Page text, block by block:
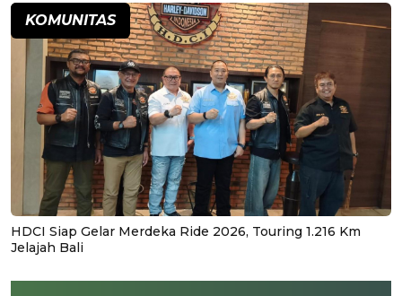
KOMUNITAS
HDCI Siap Gelar Merdeka Ride 2026, Touring 1.216 Km
Jelajah Bali